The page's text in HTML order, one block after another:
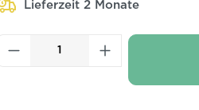
Lieferzeit 2 Monate
Produkt Anzahl: